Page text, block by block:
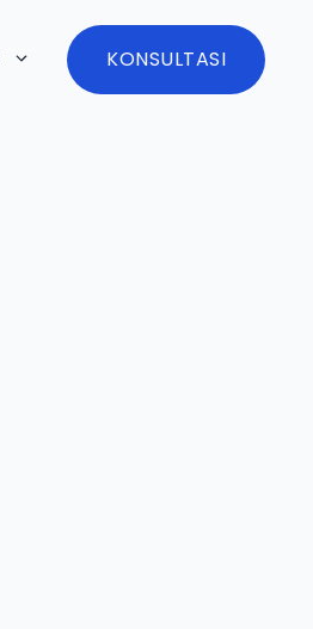
KONSULTASI